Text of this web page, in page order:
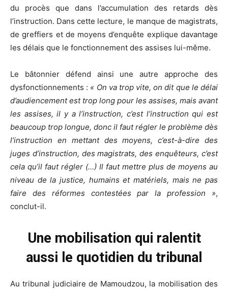
du procès que dans l’accumulation des retards dès
l’instruction. Dans cette lecture, le manque de magistrats,
de greffiers et de moyens d’enquête explique davantage
les délais que le fonctionnement des assises lui-même.
Le bâtonnier défend ainsi une autre approche des
dysfonctionnements : « On va trop vite, on dit que le délai
d’audiencement est trop long pour les assises, mais avant
les assises, il y a l’instruction, c’est l’instruction qui est
beaucoup trop longue, donc il faut régler le problème dès
l’instruction en mettant des moyens, c’est-à-dire des
juges d’instruction, des magistrats, des enquêteurs, c’est
cela qu’il faut régler (…) Il fautmettre plus de moyens au
niveau de la justice, humains et matériels, mais ne pas
faire des réformes contestées par la profession »,
conclut-il.
Une mobilisation qui ralentit
aussi le quotidien du tribunal
Au tribunal judiciaire de Mamoudzou, la mobilisation des